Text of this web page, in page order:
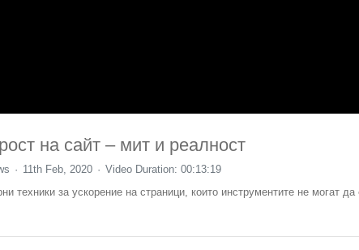
на сайт – мит и реалност
11th Feb, 2020
Video Duration: 00:13:19
техники за ускорение на страници, които инструментите не могат